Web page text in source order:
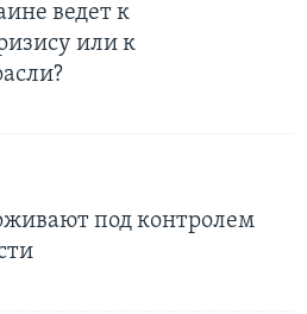
ведет к
или к
под контролем